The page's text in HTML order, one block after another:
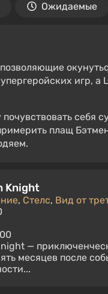
Ожидаемые
игр, а
себя
плащ
Knight
, Стелс, Вид от
—
месяцев после